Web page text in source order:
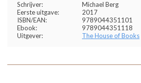
Schrijver:
Michael Berg
Eerste uitgave:
2017
ISBN/EAN:
9789044351101
Ebook:
9789044351118
Uitgever:
The House of Books